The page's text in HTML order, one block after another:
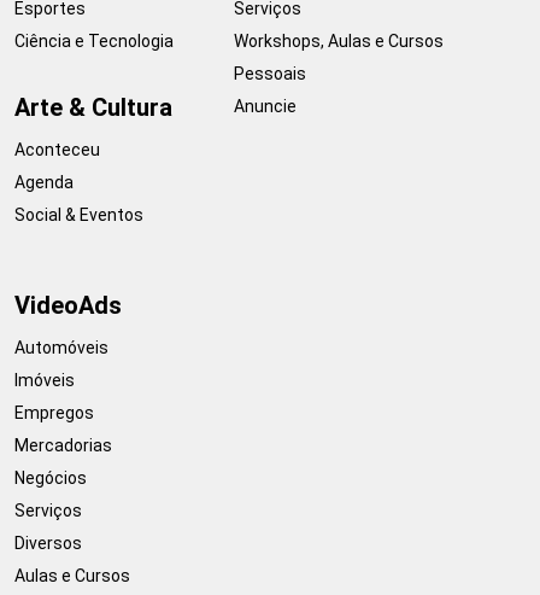
Esportes
Ciência e Tecnologia
Arte & Cultura
Aconteceu
Agenda
Social & Eventos
Serviços
Workshops, Aulas e Cursos
Pessoais
Anuncie
VideoAds
Automóveis
Imóveis
Empregos
Mercadorias
Negócios
Serviços
Diversos
Aulas e Cursos